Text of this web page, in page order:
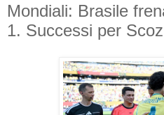
Mondiali: Brasile
1. Successi per